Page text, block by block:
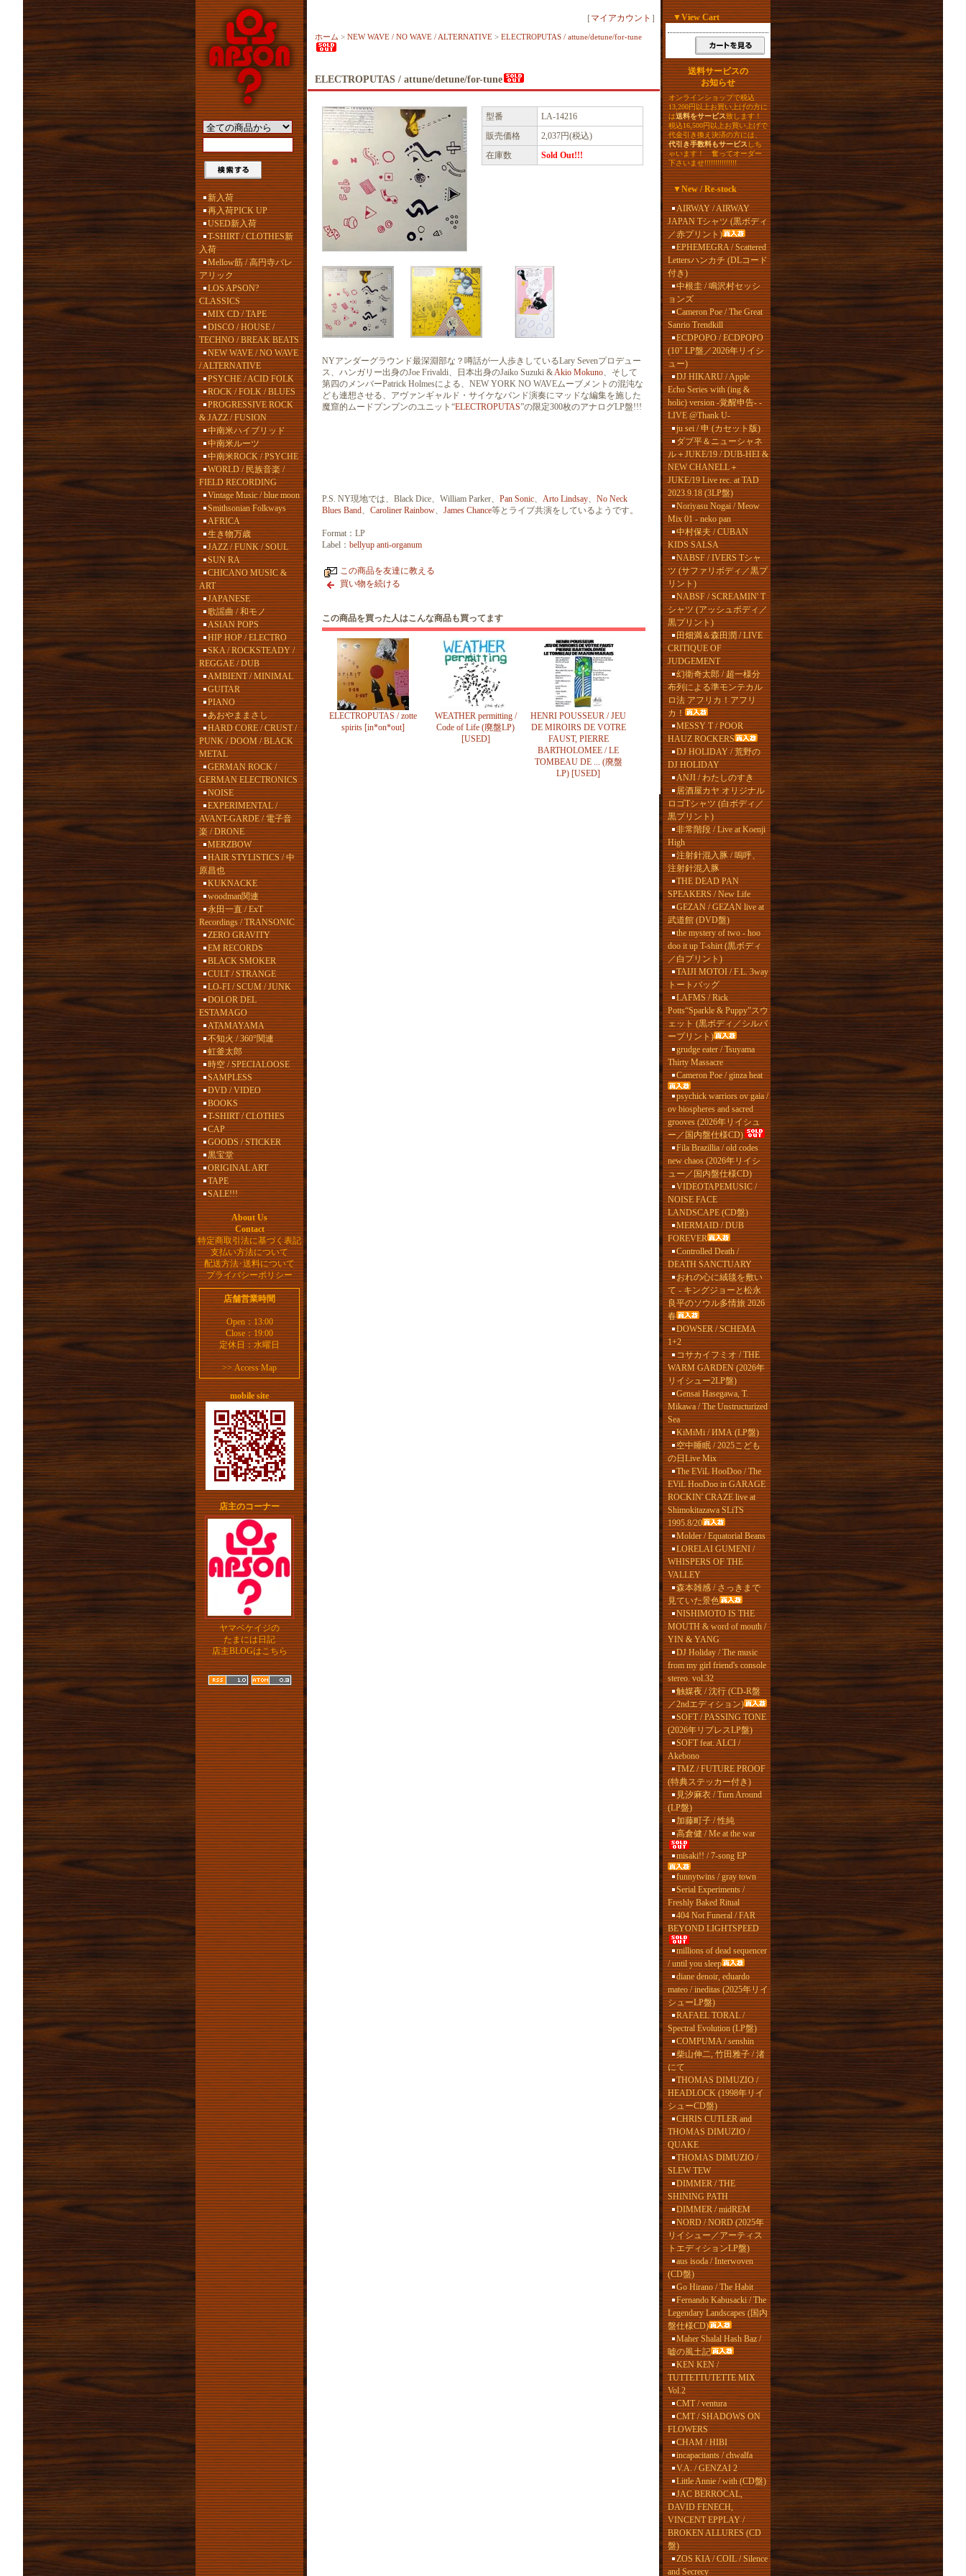
新入荷
再入荷PICK UP
USED新入荷
T-SHIRT / CLOTHES新
入荷
Mellow筋 / 高円寺バレ
アリック
LOS APSON?
CLASSICS
MIX CD / TAPE
DISCO / HOUSE /
TECHNO / BREAK BEATS
NEW WAVE / NO WAVE
/ ALTERNATIVE
PSYCHE / ACID FOLK
ROCK / FOLK / BLUES
PROGRESSIVE ROCK
& JAZZ / FUSION
中南米ハイブリッド
中南米ルーツ
中南米ROCK / PSYCHE
WORLD / 民族音楽 /
FIELD RECORDING
Vintage Music / blue moon
Smithsonian Folkways
AFRICA
生き物万歳
JAZZ / FUNK / SOUL
SUN RA
CHICANO MUSIC &
ART
JAPANESE
歌謡曲 / 和モノ
ASIAN POPS
HIP HOP / ELECTRO
SKA / ROCKSTEADY /
REGGAE / DUB
AMBIENT / MINIMAL
GUITAR
PIANO
あおやままさし
HARD CORE / CRUST /
PUNK / DOOM / BLACK
METAL
GERMAN ROCK /
GERMAN ELECTRONICS
NOISE
EXPERIMENTAL /
AVANT-GARDE / 電子音
楽 / DRONE
MERZBOW
HAIR STYLISTICS / 中
原昌也
KUKNACKE
woodman関連
永田一直 / ExT
Recordings / TRANSONIC
ZERO GRAVITY
EM RECORDS
BLACK SMOKER
CULT / STRANGE
LO-FI / SCUM / JUNK
DOLOR DEL
ESTAMAGO
ATAMAYAMA
不知火 / 360°関連
虹釜太郎
時空 / SPECIALOOSE
SAMPLESS
DVD / VIDEO
BOOKS
T-SHIRT / CLOTHES
CAP
GOODS / STICKER
黒宝堂
ORIGINAL ART
TAPE
SALE!!!
About Us
Contact
特定商取引法に基づく表記
支払い方法について
配送方法･送料について
プライバシーポリシー
店舗営業時間
Open：13:00
Close：19:00
定休日：水曜日
>>Access Map
mobile site
店主のコーナー
ヤマベケイジの
たまには日記
店主BLOGはこちら
［ マイアカウント ］
ホーム > NEW WAVE / NO WAVE / ALTERNATIVE > ELECTROPUTAS / attune/detune/for-tune
ELECTROPUTAS / attune/detune/for-tune
型番
LA-14216
販売価格
2,037円(税込)
在庫数
Sold Out!!!
NYアンダーグラウンド最深淵部な？噂話が一人歩きしているLary Sevenプロデュー
ス、ハンガリー出身のJoe Frivaldi、日本出身のJaiko Suzuki &Akio Mokuno、そして
第四のメンバーPatrick Holmesによる、NEW YORK NO WAVEムーブメントの混沌な
ども連想させる、アヴァンギャルド・サイケなバンド演奏にマッドな編集を施した
魔窟的ムードプンプンのユニット“ELECTROPUTAS”の限定300枚のアナログLP盤!!!
P.S. NY現地では、Black Dice、William Parker、 Pan Sonic、 Arto Lindsay、 No Neck
Blues Band、 Caroliner Rainbow、 James Chance等とライブ共演をしているようです。
Format：LP
Label： bellyup anti-organum
この商品を友達に教える
買い物を続ける
この商品を買った人はこんな商品も買ってます
ELECTROPUTAS / zotte
spirits [in*on*out]
WEATHER permitting /
Code of Life (廃盤LP)
[USED]
HENRI POUSSEUR / JEU
DE MIROIRS DE VOTRE
FAUST, PIERRE
BARTHOLOMEE / LE
TOMBEAU DE ... (廃盤
LP) [USED]
▼View Cart
送料サービスの
お知らせ
オンラインショップで税込
13,200円以上お買い上げの方に
は送料をサービス致します！
税込16,500円以上お買い上げで
代金引き換え決済の方には、
代引き手数料もサービスしち
ゃいます！ 奮ってオーダー
下さいませ!!!!!!!!!!!!!!!
▼New / Re-stock
AIRWAY / AIRWAY
JAPAN Tシャツ (黒ボディ
／赤プリント)
EPHEMEGRA / Scattered
Lettersハンカチ (DLコード
付き)
中根圭 / 鳴沢村セッシ
ョンズ
Cameron Poe / The Great
Sanrio Trendkill
ECDPOPO / ECDPOPO
(10" LP盤／2026年リイシ
ュー)
DJ HIKARU / Apple
Echo Series with (ing &
holic) version -覚醒申告- -
LIVE @Thank U-
ju sei / 申 (カセット版)
ダブ平＆ニューシャネ
ル＋JUKE/19 / DUB-HEI &
NEW CHANELL＋
JUKE/19 Live rec. at TAD
2023.9.18 (3LP盤)
Noriyasu Nogai / Meow
Mix 01 - neko pan
中村保夫 / CUBAN
KIDS SALSA
NABSF / IVERS Tシャ
ツ (サファリボディ／黒プ
リント)
NABSF / SCREAMIN' T
シャツ (アッシュボディ／
黒プリント)
田畑満＆森田潤 / LIVE
CRITIQUE OF
JUDGEMENT
幻衛奇太郎 / 超一様分
布列による準モンテカル
ロ法 アフリカ！アフリ
カ！
MESSY T / POOR
HAUZ ROCKERS
DJ HOLIDAY / 荒野の
DJ HOLIDAY
ANJI / わたしのすき
居酒屋カヤ オリジナル
ロゴTシャツ (白ボディ／
黒プリント)
非常階段 / Live at Koenji
High
注射針混入豚 / 嗚呼、
注射針混入豚
THE DEAD PAN
SPEAKERS / New Life
GEZAN / GEZAN live at
武道館 (DVD盤)
the mystery of two - hoo
doo it up T-shirt (黒ボディ
／白プリント)
TAIJI MOTOI / F.L. 3way
トートバッグ
LAFMS / Rick
Potts“Sparkle & Puppy”スウ
ェット (黒ボディ／シルバ
ープリント)
grudge eater / Tsuyama
Thirty Massacre
Cameron Poe / ginza heat
psychick warriors ov gaia /
ov biospheres and sacred
grooves (2026年リイシュ
ー／国内盤仕様CD)
Fila Brazillia / old codes
new chaos (2026年リイシ
ュー／国内盤仕様CD)
VIDEOTAPEMUSIC /
NOISE FACE
LANDSCAPE (CD盤)
MERMAID / DUB
FOREVER
Controlled Death /
DEATH SANCTUARY
おれの心に絨毯を敷い
て - キングジョーと松永
良平のソウル多情旅 2026
春
DOWSER / SCHEMA
1+2
コサカイフミオ / THE
WARM GARDEN (2026年
リイシュー2LP盤)
Gensai Hasegawa, T.
Mikawa / The Unstructurized
Sea
KiMiMi / ИМА (LP盤)
空中睡眠 / 2025こども
の日Live Mix
The EViL HooDoo / The
EViL HooDoo in GARAGE
ROCKIN' CRAZE live at
Shimokitazawa SLiTS
1995.8/20
Molder / Equatorial Beans
LORELAI GUMENI /
WHISPERS OF THE
VALLEY
森本雑感 / さっきまで
見ていた景色
NISHIMOTO IS THE
MOUTH & word of mouth /
YIN & YANG
DJ Holiday / The music
from my girl friend's console
stereo. vol.32
触媒夜 / 沈行 (CD-R盤
／2ndエディション)
SOFT / PASSING TONE
(2026年リプレスLP盤)
SOFT feat. ALCI /
Akebono
TMZ / FUTURE PROOF
(特典ステッカー付き)
見汐麻衣 / Turn Around
(LP盤)
加藤町子 / 性純
高倉健 / Me at the war
misaki!! / 7-song EP
funnytwins / gray town
Serial Experiments /
Freshly Baked Ritual
404 Not Funeral / FAR
BEYOND LIGHTSPEED
millions of dead sequencer
/ until you sleep
diane denoir, eduardo
mateo / ineditas (2025年リイ
シューLP盤)
RAFAEL TORAL /
Spectral Evolution (LP盤)
COMPUMA / senshin
柴山伸二, 竹田雅子 / 渚
にて
THOMAS DIMUZIO /
HEADLOCK (1998年リイ
シューCD盤)
CHRIS CUTLER and
THOMAS DIMUZIO /
QUAKE
THOMAS DIMUZIO /
SLEW TEW
DIMMER / THE
SHINING PATH
DIMMER / midREM
NORD / NORD (2025年
リイシュー／アーティス
トエディションLP盤)
aus isoda / Interwoven
(CD盤)
Go Hirano / The Habit
Fernando Kabusacki / The
Legendary Landscapes (国内
盤仕様CD)
Maher Shalal Hash Baz /
嘘の風土記
KEN KEN /
TUTTETTUTETTE MIX
Vol.2
CMT / ventura
CMT / SHADOWS ON
FLOWERS
CHAM / HIBI
incapacitants / chwalfa
V.A. / GENZAI 2
Little Annie / with (CD盤)
JAC BERROCAL,
DAVID FENECH,
VINCENT EPPLAY /
BROKEN ALLURES (CD
盤)
ZOS KIA / COIL / Silence
and Secrecy